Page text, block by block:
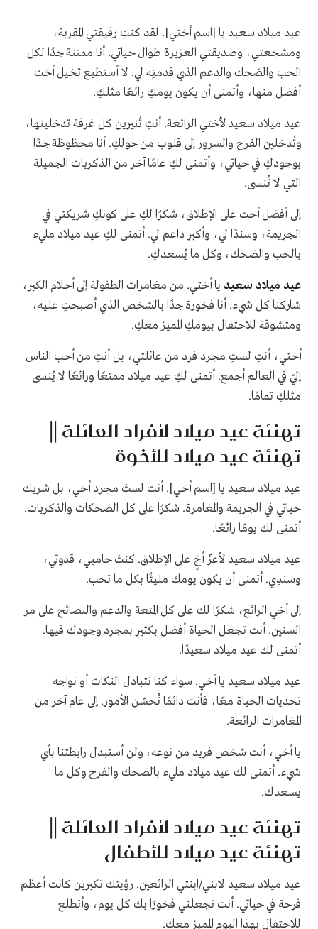
عيد ميلاد سعيد يا [اسم أختي]. لقد كنتِ رفيقتي المقربة،
ومشجعتي، وصديقتي العزيزة طوال حياتي. أنا ممتنة جدًا لكل
الحب والضحك والدعم الذي قدمتِه لي. لا أستطيع تخيل أخت
أفضل منها، وأتمنى أن يكون يومكِ رائعًا مثلكِ.
عيد ميلاد سعيد لأختي الرائعة. أنتِ تُنيرين كل غرفة تدخلينها،
وتُدخلين الفرح والسرور إلى قلوب من حولكِ. أنا محظوظة جدًا
بوجودكِ في حياتي، وأتمنى لكِ عامًا آخر من الذكريات الجميلة
التي لا تُنسى.
إلى أفضل أخت على الإطلاق، شكرًا لكِ على كونكِ شريكتي في
الجريمة، وسندًا لي، وأكبر داعم لي. أتمنى لكِ عيد ميلاد مليء
بالحب والضحك، وكل ما يُسعدكِ.
عيد ميلاد سعيد يا أختي. من مغامرات الطفولة إلى أحلام الكبر،
شاركنا كل شيء. أنا فخورة جدًا بالشخص الذي أصبحتِ عليه،
ومتشوقة للاحتفال بيومكِ المميز معكِ.
أختي، أنتِ لستِ مجرد فرد من عائلتي، بل أنتِ من أحب الناس
إليّ في العالم أجمع. أتمنى لكِ عيد ميلاد ممتعًا ورائعًا لا يُنسى
مثلكِ تمامًا.
تهنئة عيد ميلاد لأفراد العائلة ||
تهنئة عيد ميلاد للأخوة
عيد ميلاد سعيد يا [اسم أخي]. أنت لستَ مجرد أخي، بل شريك
حياتي في الجريمة والمغامرة. شكرًا على كل الضحكات والذكريات.
أتمنى لك يومًا رائعًا.
عيد ميلاد سعيد لأعزّ أخٍ على الإطلاق. كنتَ حاميي، قدوتي،
وسندِي. أتمنى أن يكون يومك مليئًا بكل ما تحب.
إلى أخي الرائع، شكرًا لك على كل المتعة والدعم والنصائح على مر
السنين. أنت تجعل الحياة أفضل بكثير بمجرد وجودك فيها.
أتمنى لك عيد ميلاد سعيدًا.
عيد ميلاد سعيد يا أخي. سواء كنا نتبادل النكات أو نواجه
تحديات الحياة معًا، فأنت دائمًا تُحسّن الأمور. إلى عام آخر من
المغامرات الرائعة.
يا أخي، أنت شخص فريد من نوعه، ولن أستبدل رابطتنا بأي
شيء. أتمنى لك عيد ميلاد مليء بالضحك والفرح وكل ما
يسعدك.
تهنئة عيد ميلاد لأفراد العائلة ||
تهنئة عيد ميلاد للأطفال
عيد ميلاد سعيد لابني/ابنتي الرائعين. رؤيتك تكبرين كانت أعظم
فرحة في حياتي. أنت تجعلني فخورًا بك كل يوم، وأتطلع
للاحتفال بهذا اليوم المميز معك.